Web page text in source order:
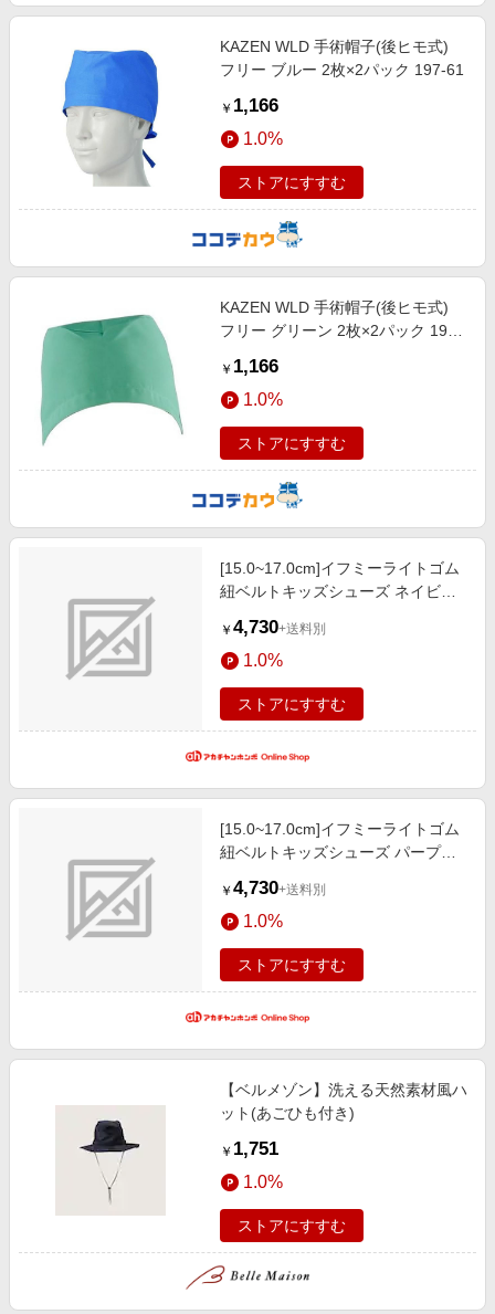
KAZEN WLD 手術帽子(後ヒモ式)
フリー ブルー 2枚×2パック 197-61
￥ 1,166
1.0%
ストアにすすむ
KAZEN WLD 手術帽子(後ヒモ式)
フリー グリーン 2枚×2パック 197-
￥ 1,166
1.0%
ストアにすすむ
[15.0~17.0cm]イフミーライトゴム
紐ベルトキッズシューズ ネイビー
ァッション小物 ベビー・キッズシ
ューズ
￥ 4,730+送料別
1.0%
ストアにすすむ
[15.0~17.0cm]イフミーライトゴム
紐ベルトキッズシューズ パープル
ァッション小物 ベビー・キッズシ
ューズ
￥ 4,730+送料別
1.0%
ストアにすすむ
【ベルメゾン】洗える天然素材風ハ
ット(あごひも付き)
￥ 1,751
1.0%
ストアにすすむ